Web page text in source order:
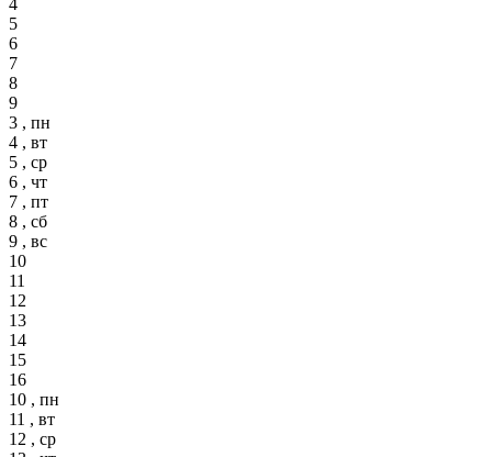
5
6
7
8
9
3 , пн
4 , вт
5 , ср
6 , чт
7 , пт
8 , сб
9 , вс
10
11
12
13
14
15
16
10 , пн
11 , вт
12 , ср